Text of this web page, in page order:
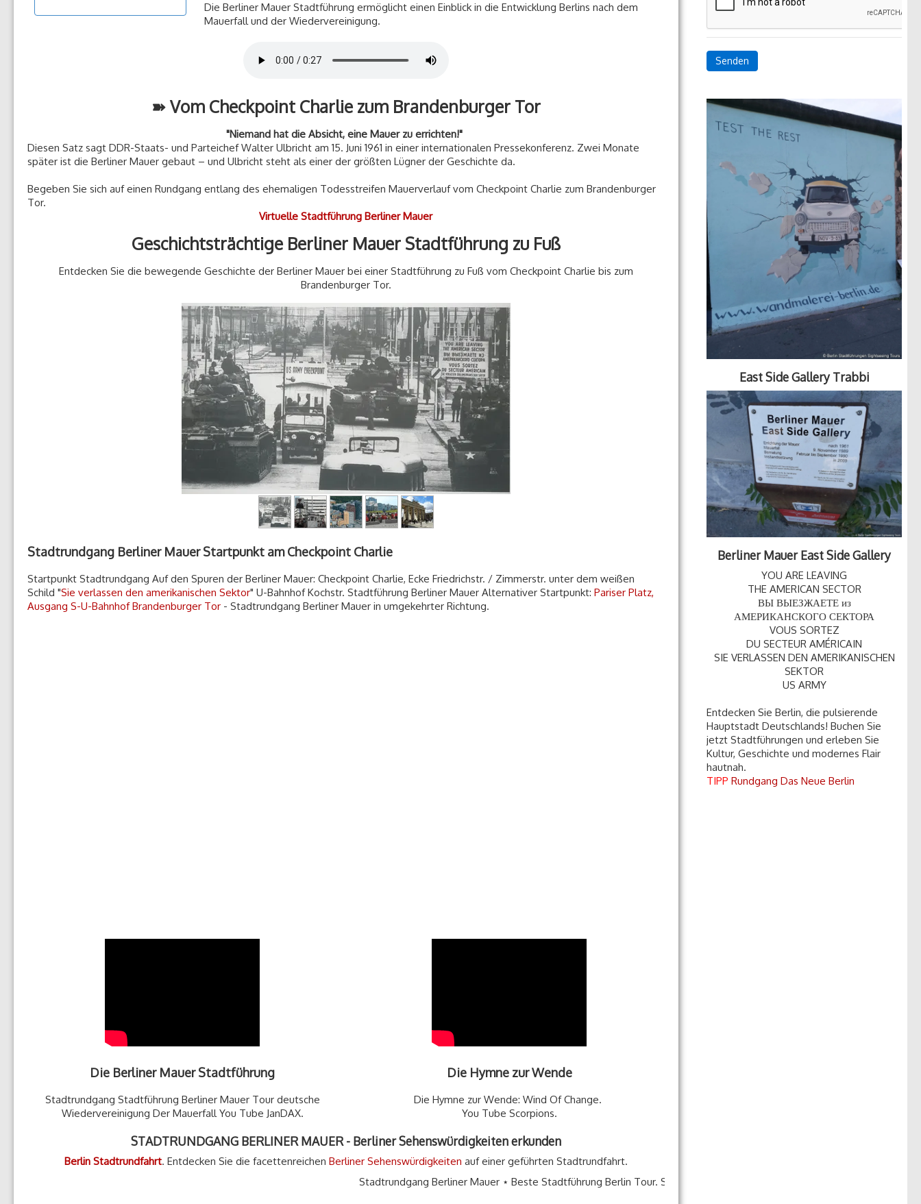
Die Berliner Mauer Stadtführung ermöglicht einen Einblick in die Entwicklung Berlins nach dem
Mauerfall und der Wiedervereinigung.
➽ Vom Checkpoint Charlie zum Brandenburger Tor
"Niemand hat die Absicht, eine Mauer zu errichten!"
Diesen Satz sagt DDR-Staats- und Parteichef Walter Ulbricht am 15. Juni 1961 in einer internationalen Pressekonferenz. Zwei Monate
später ist die Berliner Mauer gebaut – und Ulbricht steht als einer der größten Lügner der Geschichte da.
Begeben Sie sich auf einen Rundgang entlang des ehemaligen Todesstreifen Mauerverlauf vom Checkpoint Charlie zum Brandenburger
Tor.
Virtuelle Stadtführung Berliner Mauer
Geschichtsträchtige Berliner Mauer Stadtführung zu Fuß
Entdecken Sie die bewegende Geschichte der Berliner Mauer bei einer Stadtführung zu Fuß vom Checkpoint Charlie bis zum
Brandenburger Tor.
Stadtrundgang Berliner Mauer Startpunkt am Checkpoint Charlie
Startpunkt Stadtrundgang Auf den Spuren der Berliner Mauer: Checkpoint Charlie, Ecke Friedrichstr. / Zimmerstr. unter dem weißen
Schild "Sie verlassen den amerikanischen Sektor" U-Bahnhof Kochstr. Stadtführung Berliner Mauer Alternativer Startpunkt: Pariser Platz,
Ausgang S-U-Bahnhof Brandenburger Tor - Stadtrundgang Berliner Mauer in umgekehrter Richtung.
Die Berliner Mauer Stadtführung
Stadtrundgang Stadtführung Berliner Mauer Tour deutsche
Wiedervereinigung Der Mauerfall You Tube JanDAX.
Die Hymne zur Wende
Die Hymne zur Wende: Wind Of Change.
You Tube Scorpions.
STADTRUNDGANG BERLINER MAUER - Berliner Sehenswürdigkeiten erkunden
Berlin Stadtrundfahrt. Entdecken Sie die facettenreichen Berliner Sehenswürdigkeiten auf einer geführten Stadtrundfahrt.
Stadtrundgang Berliner Mauer ⋆ Beste Stadtführung Berlin Tour. Stadtführung Berliner Mauer ​Stadtrundgang Auf den Spuren der
Senden
East Side Gallery Trabbi
Berliner Mauer East Side Gallery
YOU ARE LEAVING
THE AMERICAN SECTOR
ВЫ ВЫЕЗЖАЕТЕ из
АМЕРИКАНСКОГО СЕКТОРА
VOUS SORTEZ
DU SECTEUR AMÉRICAIN
SIE VERLASSEN DEN AMERIKANISCHEN
SEKTOR
US ARMY
Entdecken Sie Berlin, die pulsierende
Hauptstadt Deutschlands! Buchen Sie
jetzt Stadtführungen und erleben Sie
Kultur, Geschichte und modernes Flair
hautnah.
TIPP Rundgang Das Neue Berlin